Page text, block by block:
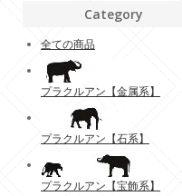
Category
全ての商品
プラクルアン【金属系】
プラクルアン【石系】
プラクルアン【宝飾系】